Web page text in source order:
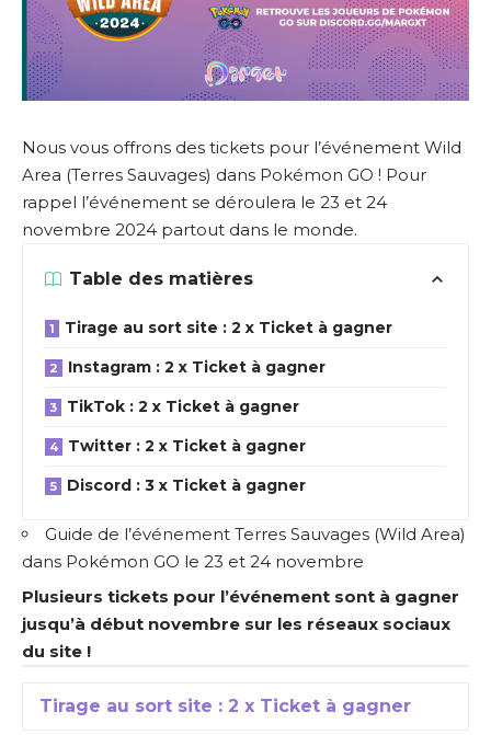
Nous vous offrons des tickets pour l’événement Wild
Area (Terres Sauvages) dans Pokémon GO ! Pour
rappel l’événement se déroulera le 23 et 24
novembre 2024 partout dans le monde.
Table des matières
Tirage au sort site : 2 x Ticket à gagner
Instagram : 2 x Ticket à gagner
TikTok : 2 x Ticket à gagner
Twitter : 2 x Ticket à gagner
Discord : 3 x Ticket à gagner
Guide de l’événement Terres Sauvages (Wild Area)
dans Pokémon GO le 23 et 24 novembre
Plusieurs tickets pour l’événement sont à gagner
jusqu’à début novembre sur les réseaux sociaux
du site !
Tirage au sort site : 2 x Ticket à gagner